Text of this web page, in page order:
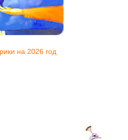
на 2026 год